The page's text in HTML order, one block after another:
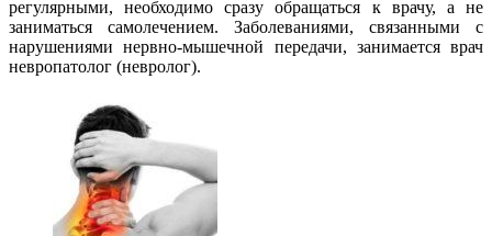
регулярными, необходимо сразу обращаться к врачу, а не
заниматься самолечением. Заболеваниями, связанными с
нарушениями нервно-мышечной передачи, занимается врач
невропатолог (невролог).